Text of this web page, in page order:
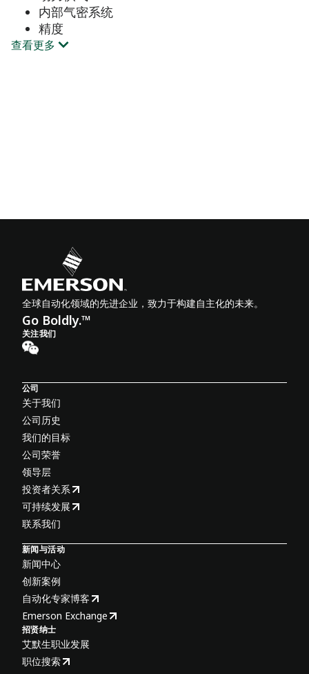
内部气密系统
精度
查看更多
全球自动化领域的先进企业，致力于构建自主化的未来。
Go Boldly.™
关注我们
公司
关于我们
公司历史
我们的目标
公司荣誉
领导层
投资者关系
可持续发展
联系我们
新闻与活动
新闻中心
创新案例
自动化专家博客
Emerson Exchange
招贤纳士
艾默生职业发展
职位搜索